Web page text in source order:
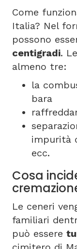
Come
Italia? Nel
possono
centigradi.
almeno tre:
la
bara
impurità
ecc.
Cosa
Le ceneri
familiari
può essere